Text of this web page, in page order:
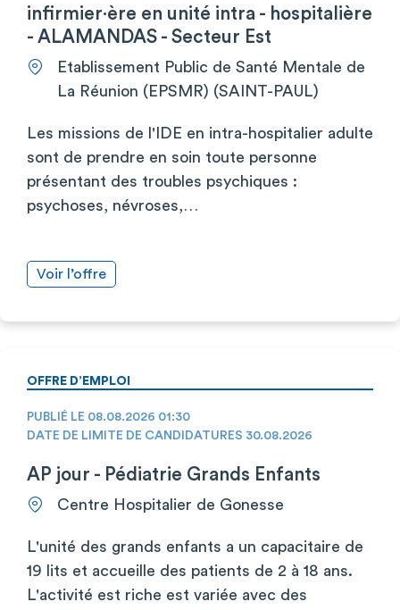
infirmier·ère en unité intra - hospitalière
- ALAMANDAS - Secteur Est
Etablissement Public de Santé Mentale de
La Réunion (EPSMR) (SAINT-PAUL)
Les missions de l'IDE en intra-hospitalier adulte
sont de prendre en soin toute personne
présentant des troubles psychiques :
psychoses, névroses,…
Voir l’offre
OFFRE D’EMPLOI
PUBLIÉ LE 08.08.2026 01:30
DATE DE LIMITE DE CANDIDATURES 30.08.2026
AP jour - Pédiatrie Grands Enfants
Centre Hospitalier de Gonesse
L'unité des grands enfants a un capacitaire de
19 lits et accueille des patients de 2 à 18 ans.
L'activité est riche est variée avec des